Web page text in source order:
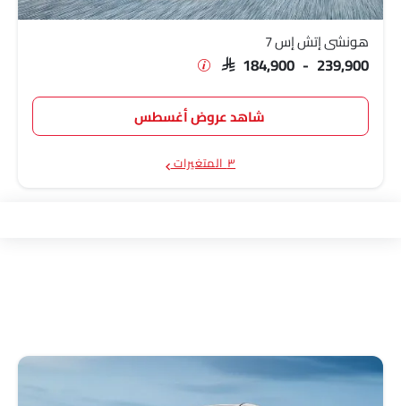
هونشي إتش إس 7
SAR 184,900 - 239,900
شاهد عروض أغسطس
٣ المتغيرات